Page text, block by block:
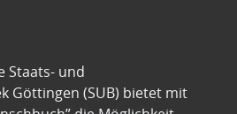
Staats- und
Göttingen (SUB) bietet mit